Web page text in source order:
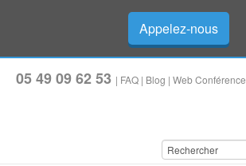
Appelez-nous
05 49 09 62 53 | FAQ | Blog | Web Conférence